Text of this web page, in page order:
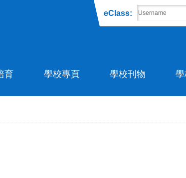
eClass:
育 學校專頁 學校刊物